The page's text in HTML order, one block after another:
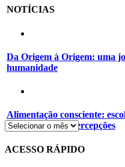
NOTÍCIAS
Da Origem à Origem: uma
humanidade
Alimentação consciente:
novos hábitos e percepções
ACESSO RÁPIDO